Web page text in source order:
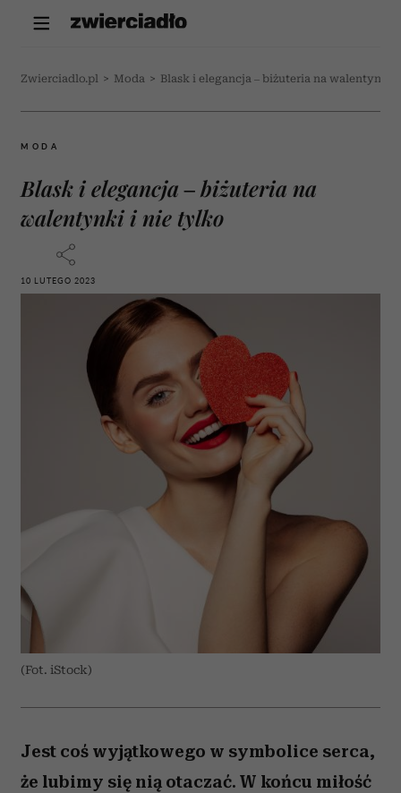
Zwierciadlo.pl > Moda > Blask i elegancja – biżuteria na walentynki
MODA
Blask i elegancja – biżuteria na
walentynki i nie tylko
10 LUTEGO 2023
(Fot. iStock)
Jest coś wyjątkowego w symbolice serca,
że lubimy się nią otaczać. W końcu miłość